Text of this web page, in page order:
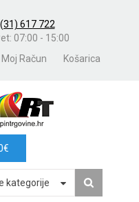
617 722
07:00 - 15:00
Moj Račun Košarica
€
kategorije